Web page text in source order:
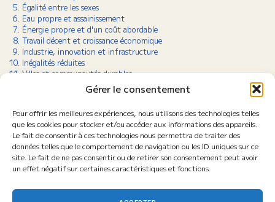
Gérer le consentement
Pour offrir les meilleures expériences, nous utilisons des technologies telles
que les cookies pour stocker et/ou accéder aux informations des appareils.
Le fait de consentir à ces technologies nous permettra de traiter des
données telles que le comportement de navigation ou les ID uniques sur ce
site. Le fait de ne pas consentir ou de retirer son consentement peut avoir
un effet négatif sur certaines caractéristiques et fonctions.
Égalité entre les sexes
Eau propre et assainissement
Énergie propre et d'un coût abordable
Travail décent et croissance économique
Industrie, innovation et infrastructure
Inégalités réduites
Villes et communautés durables
Consommation et production responsables
Lutte contre le changement climatique
Vie terrestre
Paix, justice et institutions efficaces
Partenariats pour la réalisation des objectifs
Retrouvez-nous sur les réseaux